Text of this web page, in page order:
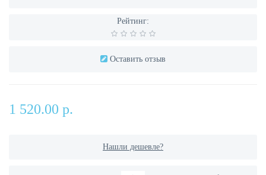
Рейтинг:
Оставить отзыв
1 520.00 р.
Нашли дешевле?